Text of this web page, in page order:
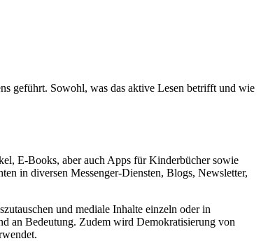
geführt. Sowohl, was das aktive Lesen betrifft und wie
E-Books, aber auch Apps für Kinderbücher sowie
in diversen Messenger-Diensten, Blogs, Newsletter,
und mediale Inhalte einzeln oder in
an Bedeutung. Zudem wird Demokratisierung von